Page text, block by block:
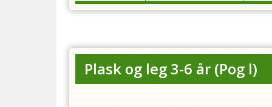
Plask og leg 3-6 år (Pog l)